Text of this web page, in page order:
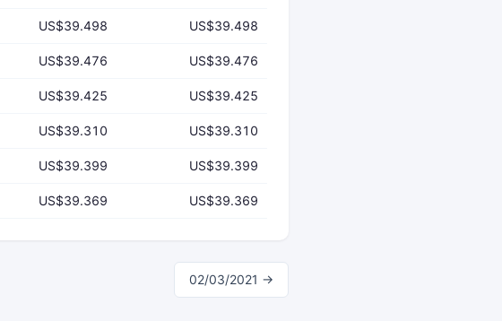
US$39.498 US$39.498
US$39.476 US$39.476
US$39.425 US$39.425
US$39.310 US$39.310
US$39.399 US$39.399
US$39.369 US$39.369
02/03/2021 →